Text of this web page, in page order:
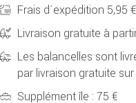
Frais d´expédition 5,95 €
Livraison gratuite à
Les balancelles sont
par livraison gratuite
Supplément île : 75 €